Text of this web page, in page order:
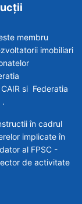
membru
imobiliari
si Federatia
.
în cadrul
implicate în
al FPSC -
de activitate